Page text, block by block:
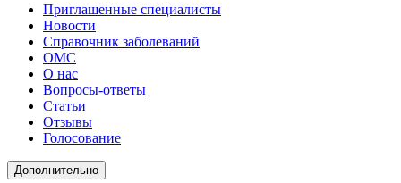
Приглашенные специалисты
Новости
Справочник заболеваний
ОМС
О нас
Вопросы-ответы
Статьи
Отзывы
Голосование
Дополнительно